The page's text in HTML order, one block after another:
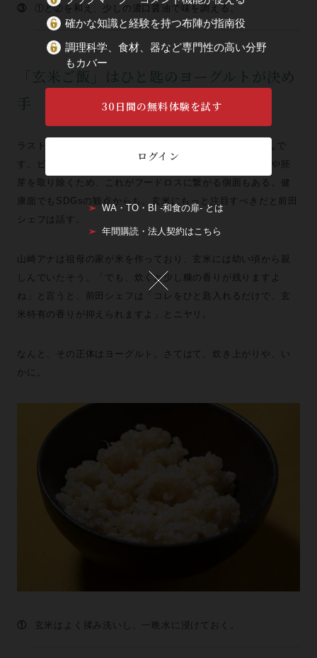
③ ①と②を和え、少しの濃口醤油で味を調える。
「玄米ご飯」はひと匙のヨーグルトが決め
手
ラストは玄米ご飯。「玄米は食物繊維が白飯の6倍もあるんで
す。ビタミンなどの栄養素も豊富なんですよ」。白米は糠や胚
芽を取り除くため、これがフードロスに繋がる側面もある。健
康面でもSDGsの観点からも、玄米にもっと注目すべきだと前田
シェフは話す。
山崎アナは祖母の家が米を作っており、玄米には幼い頃から親
しんでいたそう。「でも、炊くと少し糠の香りが残りますよ
ね」と言うと、前田シェフは「コレをひと匙入れるだけで、玄
米特有の香りが抑えられますよ」とニヤリ。
なんと、その正体はヨーグルト。さてはて、炊き上がりや、い
かに。
① 玄米はよく揉み洗いし、一晩水に浸けておく。
確かな知識と経験を持つ布陣が指南役
調理科学、食材、器など専門性の高い分野
もカバー
30日間の無料体験を試す
ログイン
WA・TO・BI -和食の扉- とは
年間購読・法人契約はこちら